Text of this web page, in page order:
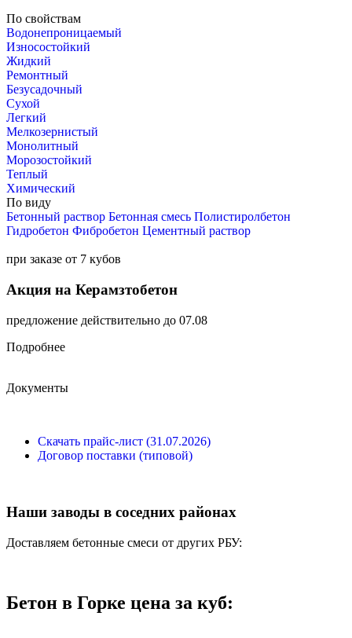
По свойствам
Водонепроницаемый
Износостойкий
Жидкий
Ремонтный
Безусадочный
Сухой
Легкий
Мелкозернистый
Монолитный
Морозостойкий
Теплый
Химический
По виду
Бетонный раствор Бетонная смесь Полистиролбетон
Гидробетон Фибробетон Цементный раствор
при заказе от 7 кубов
Акция на Керамзтобетон
предложение действительно до 07.08
Подробнее
Документы
Скачать прайс-лист (31.07.2026)
Договор поставки (типовой)
Наши заводы в соседних районах
Доставляем бетонные смеси от других РБУ:
Бетон в Горке цена за куб: